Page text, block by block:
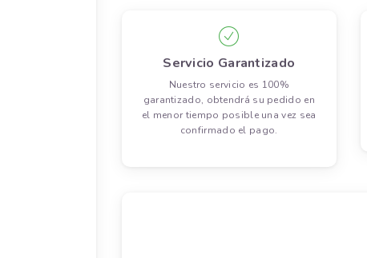
Servicio Garantizado
Nuestro servicio es 100%
garantizado, obtendrá su pedido en
el menor tiempo posible una vez sea
confirmado el pago.